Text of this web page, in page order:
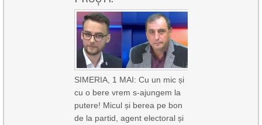
SIMERIA, 1 MAI: Cu un mic și
cu o bere vrem s-ajungem la
putere! Micul și berea pe bon
de la partid, agent electoral și